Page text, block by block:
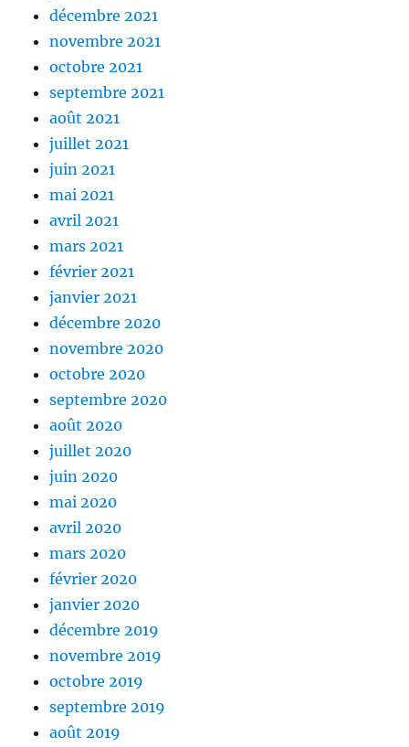
décembre 2021
novembre 2021
octobre 2021
septembre 2021
août 2021
juillet 2021
juin 2021
mai 2021
avril 2021
mars 2021
février 2021
janvier 2021
décembre 2020
novembre 2020
octobre 2020
septembre 2020
août 2020
juillet 2020
juin 2020
mai 2020
avril 2020
mars 2020
février 2020
janvier 2020
décembre 2019
novembre 2019
octobre 2019
septembre 2019
août 2019